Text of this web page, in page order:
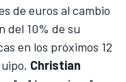
de euros al cambio
del 10% de su
en los próximos 12
Christian